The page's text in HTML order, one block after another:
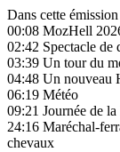
Dans cette
00:08 MozHell
02:42 Spectacle de
03:39 Un tour du
04:48 Un nouveau
06:19 Météo
09:21 Journée de
24:16 Maréchal-
chevaux